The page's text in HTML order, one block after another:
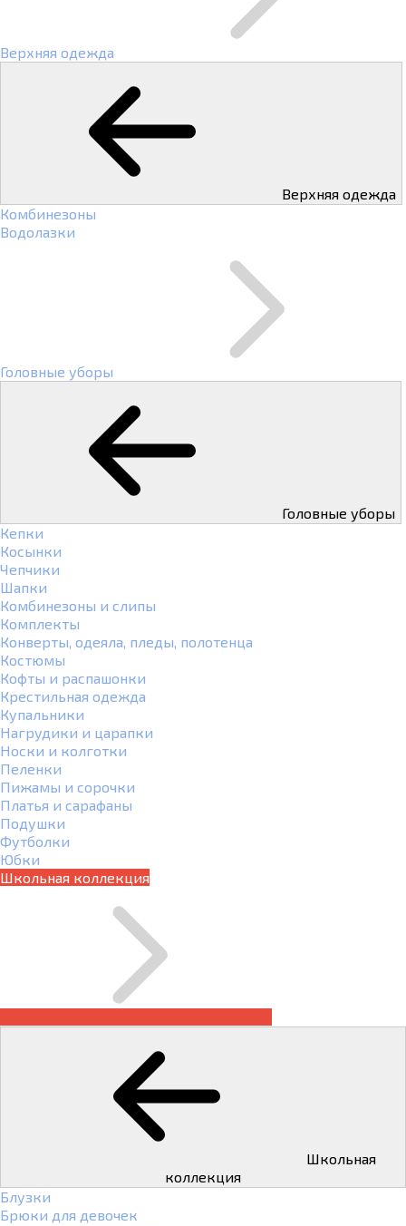
Верхняя одежда
Верхняя одежда
Комбинезоны
Водолазки
Головные уборы
Головные уборы
Кепки
Косынки
Чепчики
Шапки
Комбинезоны и слипы
Комплекты
Конверты, одеяла, пледы, полотенца
Костюмы
Кофты и распашонки
Крестильная одежда
Купальники
Нагрудики и царапки
Носки и колготки
Пеленки
Пижамы и сорочки
Платья и сарафаны
Подушки
Футболки
Юбки
Школьная коллекция
коллекция
Блузки
Брюки для девочек